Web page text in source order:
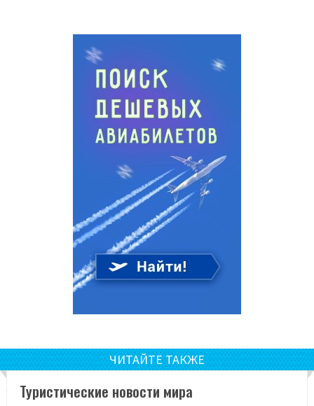
ЧИТАЙТЕ ТАКЖЕ
Туристические новости мира